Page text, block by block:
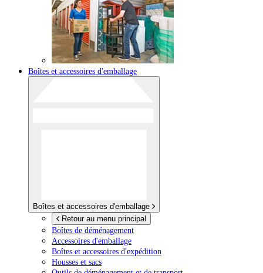
Boîtes et accessoires d'emballage
Boîtes et accessoires d'emballage
Retour au menu principal
Boîtes de déménagement
Accessoires d'emballage
Boîtes et accessoires d'expédition
Housses et sacs